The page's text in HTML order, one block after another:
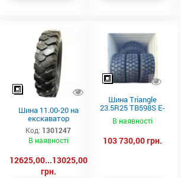
Шина 11.00-20 на
екскаватор
Код: 1301247
В наявності
12625,00...13025,00
грн.
Шина Triangle
23.5R25 TB598S E-
4 201A2/185B
В наявності
103 730,00 грн.